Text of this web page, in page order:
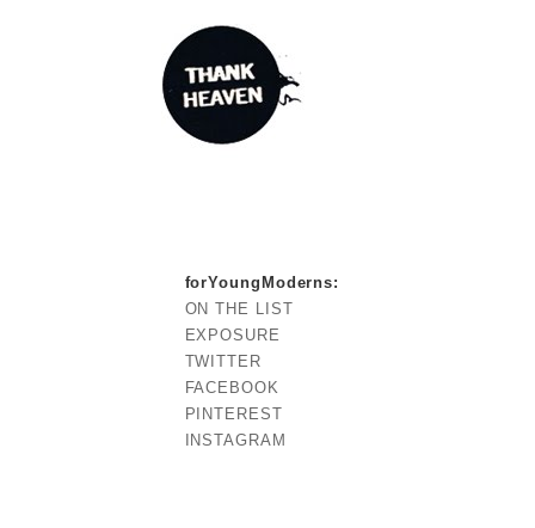
forYoungModerns:
ON THE LIST
EXPOSURE
TWITTER
FACEBOOK
PINTEREST
INSTAGRAM